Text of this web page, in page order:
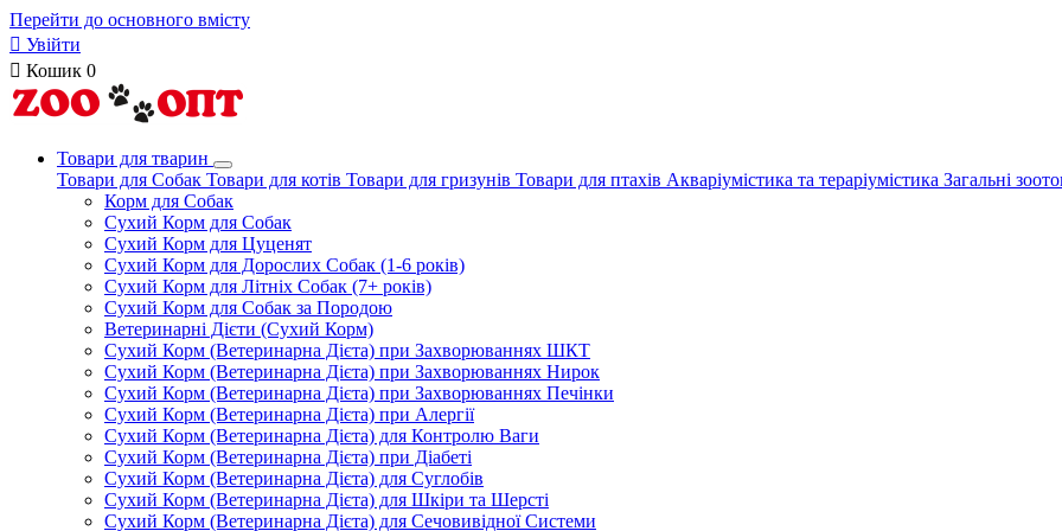
Перейти до основного вмісту
 Увійти
 Кошик 0
Товари для тварин
Товари для Собак Товари для котів Товари для гризунів Товари для птахів Акваріумістика та тераріумістика Загальні
Корм для Собак
Сухий Корм для Собак
Сухий Корм для Цуценят
Сухий Корм для Дорослих Собак (1-6 років)
Сухий Корм для Літніх Собак (7+ років)
Сухий Корм для Собак за Породою
Ветеринарні Дієти (Сухий Корм)
Сухий Корм (Ветеринарна Дієта) при Захворюваннях ШКТ
Сухий Корм (Ветеринарна Дієта) при Захворюваннях Нирок
Сухий Корм (Ветеринарна Дієта) при Захворюваннях Печінки
Сухий Корм (Ветеринарна Дієта) при Алергії
Сухий Корм (Ветеринарна Дієта) для Контролю Ваги
Сухий Корм (Ветеринарна Дієта) при Діабеті
Сухий Корм (Ветеринарна Дієта) для Суглобів
Сухий Корм (Ветеринарна Дієта) для Шкіри та Шерсті
Сухий Корм (Ветеринарна Дієта) для Сечовивідної Системи